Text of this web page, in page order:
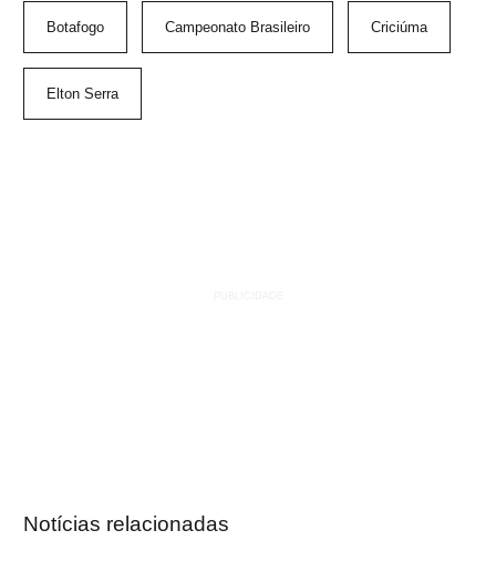
Botafogo Campeonato Brasileiro Criciúma
Elton Serra
Notícias relacionadas